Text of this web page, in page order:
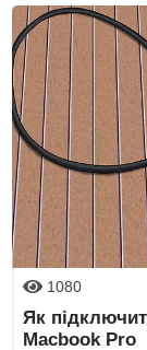
1080
Як
Macbook Pro